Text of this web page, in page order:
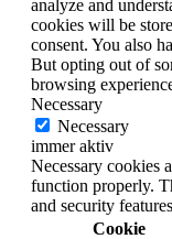
analyze and
cookies will be
consent. You also
But opting out of
browsing
Necessary
Necessary
immer aktiv
Necessary cookies
function properly.
and security
Cookie